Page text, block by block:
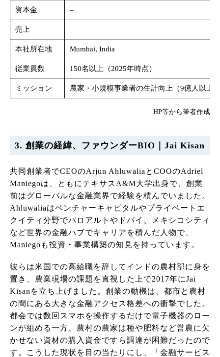
資本金 –
売上
本社所在地 Mumbai, India
従業員数 150名以上（2025年時点）
ミッション 農家・小規模事業者の生計向上（9億人以上
HP等から筆者作成
3. 創業の経緯、ファウンダーBIO｜Jai Kisan
共同創業者でCEOのArjun AhluwaliaとCOOのAdriel
Maniegoは、ともにテキサスA&M大学出身で、創業
前はグローバルな金融業界で経験を積んでいました。
Ahluwaliaはベンチャーキャピタルやプライベートエ
クイティ分野でパロアルトやドバイ、メキシコシティ
など世界の金融ハブでキャリアを積んだ人物で、
Maniegoも投資・事業構築の知見を持っています。
彼らは米国での高給職を辞してインドの農村部に身を
置き、農業現場の課題を直視した上で2017年にJai
Kisanを立ち上げました。創業の動機は、都市と農村
の間にある大きな金融アクセス格差への衝撃でした。
都会では数回スマホを操作するだけで電子機器のロー
ンが組める一方、農村の農家は種や肥料など営農に欠
かせない資材の購入資金ですら調達が困難だったので
す。こうした現状を目の当たりにし、「金融サービス